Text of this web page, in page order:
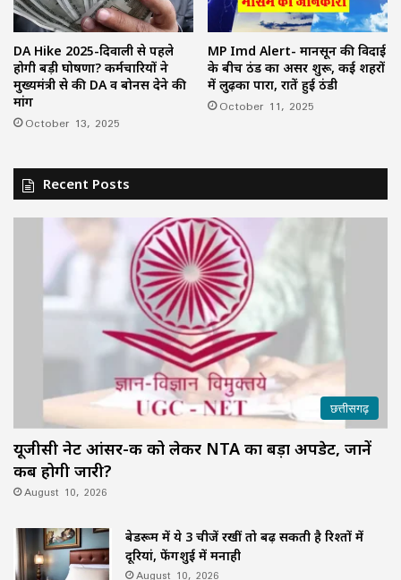
DA Hike 2025-दिवाली से पहले
होगी बड़ी घोषणा? कर्मचारियों ने
मुख्यमंत्री से की DA व बोनस देने की
मांग
October 13, 2025
MP Imd Alert- मानसून की विदाई
के बीच ठंड का असर शुरू, कई शहरों
में लुढ़का पारा, रातें हुई ठंडी
October 11, 2025
Recent Posts
छत्तीसगढ़
यूजीसी नेट आंसर-की को लेकर NTA का बड़ा अपडेट, जानें
कब होगी जारी?
August 10, 2026
बेडरूम में ये 3 चीजें रखीं तो बढ़ सकती है रिश्तों में
दूरियां, फेंगशुई में मनाही
August 10, 2026